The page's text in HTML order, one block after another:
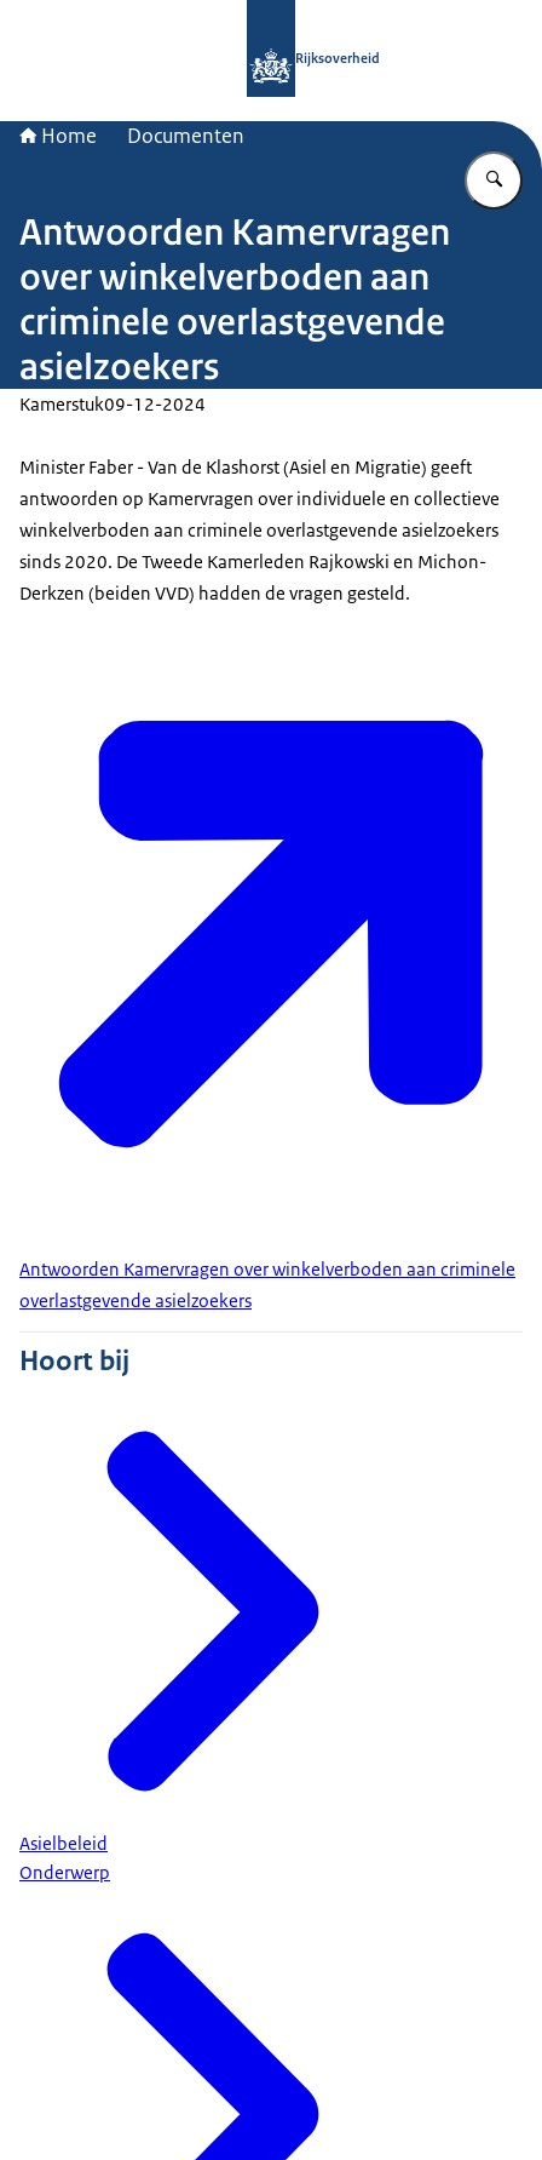
Rijksoverheid
Home Documenten
Antwoorden Kamervragen
over winkelverboden aan
criminele overlastgevende
asielzoekers
Kamerstuk09-12-2024
Minister Faber - Van de Klashorst (Asiel en Migratie) geeft
antwoorden op Kamervragen over individuele en collectieve
winkelverboden aan criminele overlastgevende asielzoekers
sinds 2020. De Tweede Kamerleden Rajkowski en Michon-
Derkzen (beiden VVD) hadden de vragen gesteld.
Antwoorden Kamervragen over winkelverboden aan criminele
overlastgevende asielzoekers
Hoort bij
Asielbeleid
Onderwerp